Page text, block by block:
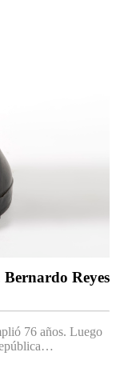
Reyes
76 años. Luego